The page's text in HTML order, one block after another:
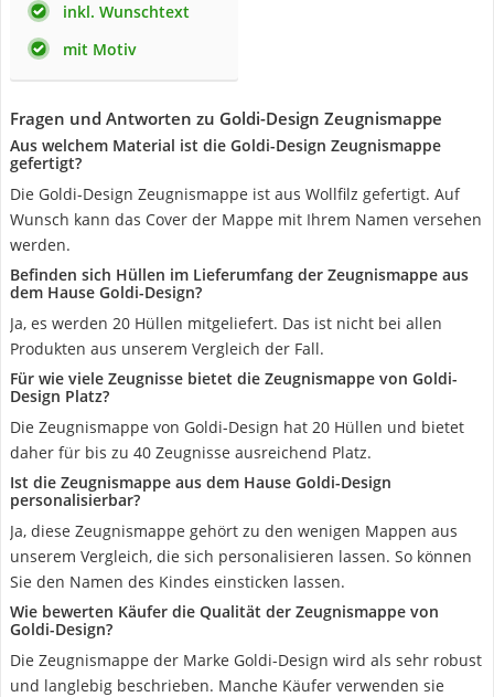
inkl. Wunschtext
mit Motiv
Fragen und Antworten zu Goldi-Design Zeugnismappe
Aus welchem Material ist die Goldi-Design Zeugnismappe
gefertigt?
Die Goldi-Design Zeugnismappe ist aus Wollfilz gefertigt. Auf
Wunsch kann das Cover der Mappe mit Ihrem Namen versehen
werden.
Befinden sich Hüllen im Lieferumfang der Zeugnismappe aus
dem Hause Goldi-Design?
Ja, es werden 20 Hüllen mitgeliefert. Das ist nicht bei allen
Produkten aus unserem Vergleich der Fall.
Für wie viele Zeugnisse bietet die Zeugnismappe von Goldi-
Design Platz?
Die Zeugnismappe von Goldi-Design hat 20 Hüllen und bietet
daher für bis zu 40 Zeugnisse ausreichend Platz.
Ist die Zeugnismappe aus dem Hause Goldi-Design
personalisierbar?
Ja, diese Zeugnismappe gehört zu den wenigen Mappen aus
unserem Vergleich, die sich personalisieren lassen. So können
Sie den Namen des Kindes einsticken lassen.
Wie bewerten Käufer die Qualität der Zeugnismappe von
Goldi-Design?
Die Zeugnismappe der Marke Goldi-Design wird als sehr robust
und langlebig beschrieben. Manche Käufer verwenden sie